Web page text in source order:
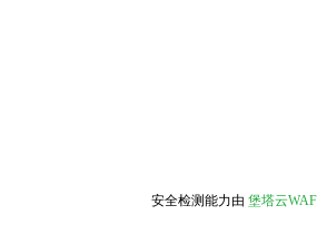
安全检测能力由 堡塔云WAF